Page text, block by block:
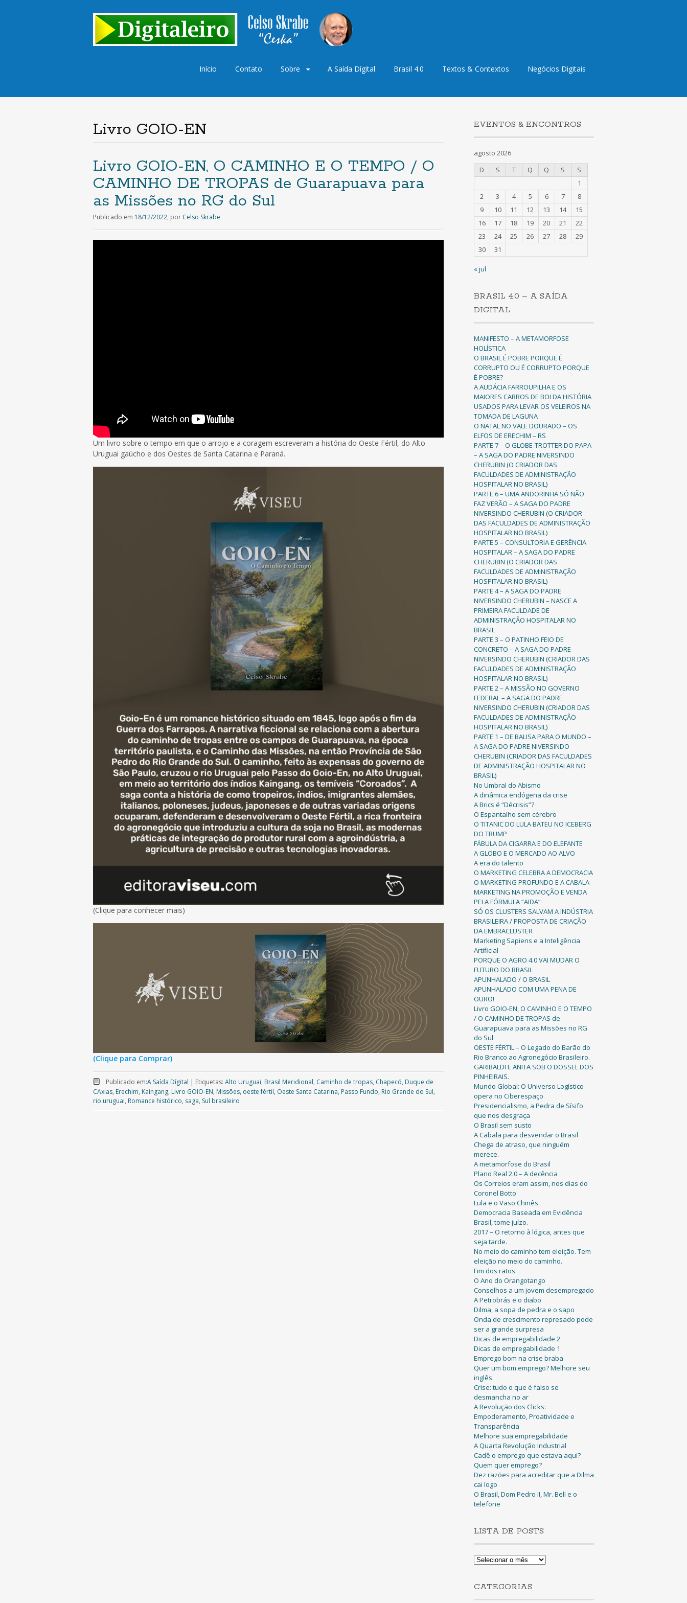
Saltar
Início Contato Sobre A Saída Dígital Brasil 4.0 Textos & Contextos Negócios Digitais
Livro GOIO-EN
Livro GOIO-EN, O CAMINHO E O TEMPO / O
CAMINHO DE TROPAS de Guarapuava para
as Missões no RG do Sul
Publicado em 18/12/2022, por Celso Skrabe
Um livro sobre o tempo em que o arrojo e a coragem escreveram a história do Oeste Fértil, do Alto
Uruguai gaúcho e dos Oestes de Santa Catarina e Paraná.
(Clique para conhecer mais)
(Clique para Comprar)
Publicado em:A Saída Dígital | Etiquetas: Alto Uruguai, Brasil Meridional, Caminho de tropas, Chapecó, Duque de
CAxias, Erechim, Kaingang, Livro GOIO-EN, Missões, oeste fértil, Oeste Santa Catarina, Passo Fundo, Rio Grande do Sul,
rio uruguai, Romance histórico, saga, Sul brasileiro
EVENTOS & ENCONTROS
agosto 2026
D
S T Q Q S
S
1
2
3 4 5 6 7
8
9
10 11 12 13 14
15
16
17 18 19 20 21
22
23
24 25 26 27 28
29
30
31
« jul
BRASIL 4.0 – A SAÍDA
DIGITAL
MANIFESTO – A METAMORFOSE
HOLÍSTICA
O BRASIL É POBRE PORQUE É
CORRUPTO OU É CORRUPTO PORQUE
É POBRE?
A AUDÁCIA FARROUPILHA E OS
MAIORES CARROS DE BOI DA HISTÓRIA
USADOS PARA LEVAR OS VELEIROS NA
TOMADA DE LAGUNA
O NATAL NO VALE DOURADO – OS
ELFOS DE ERECHIM – RS
PARTE 7 – O GLOBE-TROTTER DO PAPA
– A SAGA DO PADRE NIVERSINDO
CHERUBIN (O CRIADOR DAS
FACULDADES DE ADMINISTRAÇÃO
HOSPITALAR NO BRASIL)
PARTE 6 – UMA ANDORINHA SÓ NÃO
FAZ VERÃO – A SAGA DO PADRE
NIVERSINDO CHERUBIN (O CRIADOR
DAS FACULDADES DE ADMINISTRAÇÃO
HOSPITALAR NO BRASIL)
PARTE 5 – CONSULTORIA E GERÊNCIA
HOSPITALAR – A SAGA DO PADRE
CHERUBIN (O CRIADOR DAS
FACULDADES DE ADMINISTRAÇÃO
HOSPITALAR NO BRASIL)
PARTE 4 – A SAGA DO PADRE
NIVERSINDO CHERUBIN – NASCE A
PRIMEIRA FACULDADE DE
ADMINISTRAÇÃO HOSPITALAR NO
BRASIL
PARTE 3 – O PATINHO FEIO DE
CONCRETO – A SAGA DO PADRE
NIVERSINDO CHERUBIN (CRIADOR DAS
FACULDADES DE ADMINISTRAÇÃO
HOSPITALAR NO BRASIL)
PARTE 2 – A MISSÃO NO GOVERNO
FEDERAL – A SAGA DO PADRE
NIVERSINDO CHERUBIN (CRIADOR DAS
FACULDADES DE ADMINISTRAÇÃO
HOSPITALAR NO BRASIL)
PARTE 1 – DE BALISA PARA O MUNDO –
A SAGA DO PADRE NIVERSINDO
CHERUBIN (CRIADOR DAS FACULDADES
DE ADMINISTRAÇÃO HOSPITALAR NO
BRASIL)
No Umbral do Abismo
A dinâmica endógena da crise
A Brics é “Décrisis”?
O Espantalho sem cérebro
O TITANIC DO LULA BATEU NO ICEBERG
DO TRUMP
FÁBULA DA CIGARRA E DO ELEFANTE
A GLOBO E O MERCADO AO ALVO
A era do talento
O MARKETING CELEBRA A DEMOCRACIA
O MARKETING PROFUNDO E A CABALA
MARKETING NA PROMOÇÃO E VENDA
PELA FÓRMULA “AIDA”
SÓ OS CLUSTERS SALVAM A INDÚSTRIA
BRASILEIRA / PROPOSTA DE CRIAÇÃO
DA EMBRACLUSTER
Marketing Sapiens e a Inteligência
Artificial
PORQUE O AGRO 4.0 VAI MUDAR O
FUTURO DO BRASIL
APUNHALADO / O BRASIL
APUNHALADO COM UMA PENA DE
OURO!
Livro GOIO-EN, O CAMINHO E O TEMPO
/ O CAMINHO DE TROPAS de
Guarapuava para as Missões no RG
do Sul
OESTE FÉRTIL – O Legado do Barão do
Rio Branco ao Agronegócio Brasileiro.
GARIBALDI E ANITA SOB O DOSSEL DOS
PINHEIRAIS.
Mundo Global: O Universo Logístico
opera no Ciberespaço
Presidencialismo, a Pedra de Sísifo
que nos desgraça
O Brasil sem susto
A Cabala para desvendar o Brasil
Chega de atraso, que ninguém
merece.
A metamorfose do Brasil
Plano Real 2.0 – A decência
Os Correios eram assim, nos dias do
Coronel Botto
Lula e o Vaso Chinês
Democracia Baseada em Evidência
Brasil, tome juízo.
2017 – O retorno à lógica, antes que
seja tarde.
No meio do caminho tem eleição. Tem
eleição no meio do caminho.
Fim dos ratos
O Ano do Orangotango
Conselhos a um jovem desempregado
A Petrobrás e o diabo
Dilma, a sopa de pedra e o sapo
Onda de crescimento represado pode
ser a grande surpresa
Dicas de empregabilidade 2
Dicas de empregabilidade 1
Emprego bom na crise braba
Quer um bom emprego? Melhore seu
inglês.
Crise: tudo o que é falso se
desmancha no ar
A Revolução dos Clicks:
Empoderamento, Proatividade e
Transparência
Melhore sua empregabilidade
A Quarta Revolução Industrial
Cadê o emprego que estava aqui?
Quem quer emprego?
Dez razões para acreditar que a Dilma
cai logo
O Brasil, Dom Pedro II, Mr. Bell e o
telefone
LISTA DE POSTS
Lista
CATEGORIAS